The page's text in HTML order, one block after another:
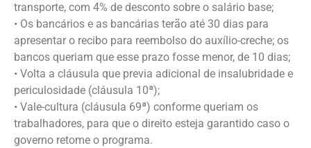
transporte, com 4% de desconto sobre o salário base;
• Os bancários e as bancárias terão até 30 dias para
apresentar o recibo para reembolso do auxílio-creche; os
bancos queriam que esse prazo fosse menor, de 10 dias;
• Volta a cláusula que previa adicional de insalubridade e
periculosidade (cláusula 10ª);
• Vale-cultura (cláusula 69ª) conforme queriam os
trabalhadores, para que o direito esteja garantido caso o
governo retome o programa.